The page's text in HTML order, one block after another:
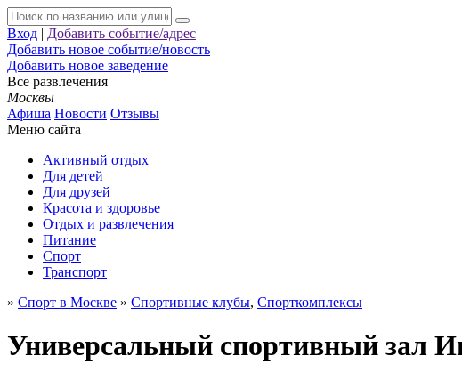
Вход | Добавить событие/адрес
Добавить новое событие/новость
Добавить новое заведение
Все развлечения
Москвы
Афиша Новости Отзывы
Меню сайта
Активный отдых
Для детей
Для друзей
Красота и здоровье
Отдых и развлечения
Питание
Спорт
Транспорт
» Спорт в Москве » Спортивные клубы, Спорткомплексы
Универсальный спортивный зал